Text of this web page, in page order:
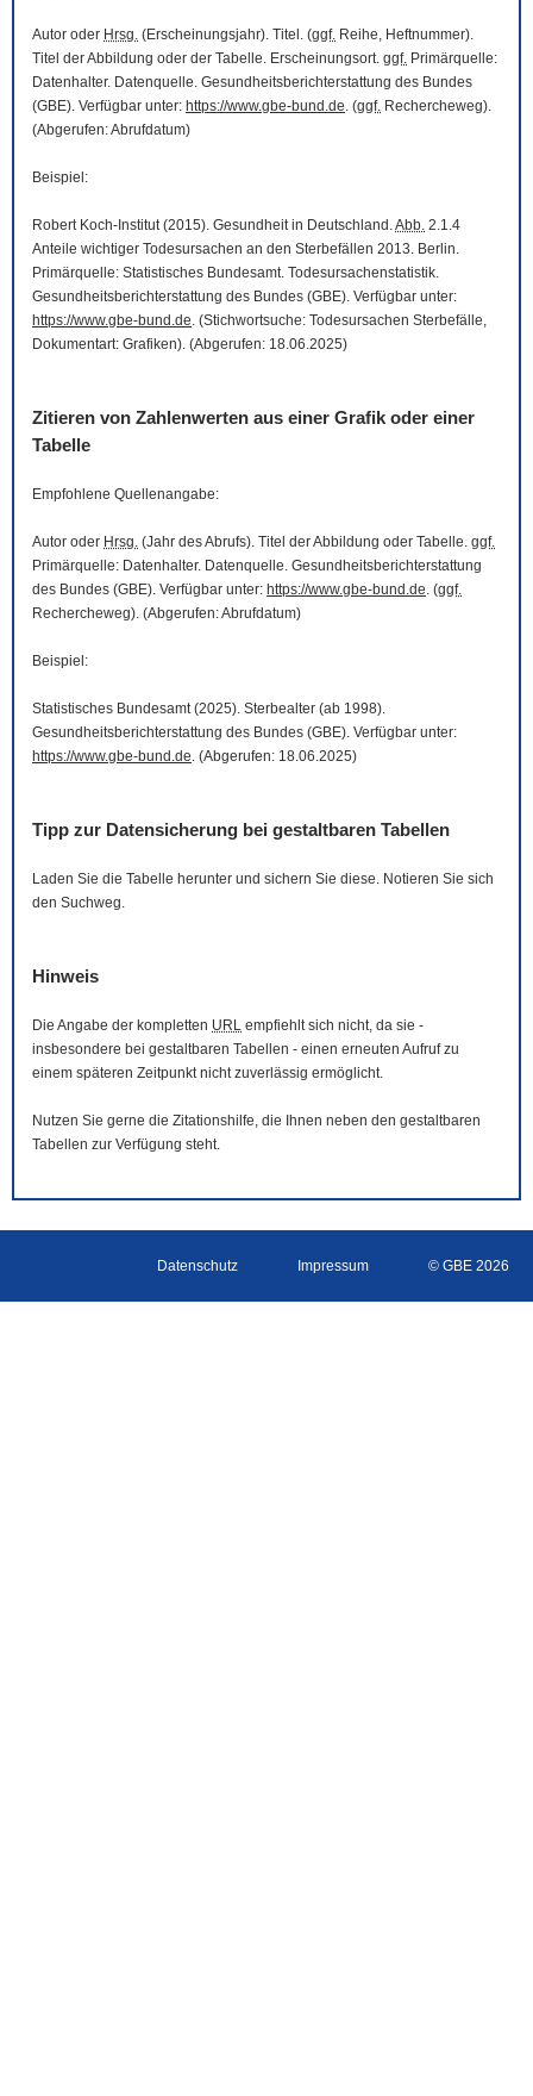
Autor oder Hrsg. (Erscheinungsjahr). Titel. (ggf. Reihe, Heftnummer).
Titel der Abbildung oder der Tabelle. Erscheinungsort. ggf. Primärquelle:
Datenhalter. Datenquelle. Gesundheitsberichterstattung des Bundes
(GBE). Verfügbar unter: https://www.gbe-bund.de. (ggf. Rechercheweg).
(Abgerufen: Abrufdatum)
Beispiel:
Robert Koch-Institut (2015). Gesundheit in Deutschland.Abb. 2.1.4
Anteile wichtiger Todesursachen an den Sterbefällen 2013. Berlin.
Primärquelle: Statistisches Bundesamt. Todesursachenstatistik.
Gesundheitsberichterstattung des Bundes (GBE). Verfügbar unter:
https://www.gbe-bund.de. (Stichwortsuche: Todesursachen Sterbefälle,
Dokumentart: Grafiken). (Abgerufen: 18.06.2025)
Zitieren von Zahlenwerten aus einer Grafik oder einer
Tabelle
Empfohlene Quellenangabe:
Autor oder Hrsg. (Jahr des Abrufs). Titel der Abbildung oder Tabelle. ggf.
Primärquelle: Datenhalter. Datenquelle. Gesundheitsberichterstattung
des Bundes (GBE). Verfügbar unter: https://www.gbe-bund.de. (ggf.
Rechercheweg). (Abgerufen: Abrufdatum)
Beispiel:
Statistisches Bundesamt (2025). Sterbealter (ab 1998).
Gesundheitsberichterstattung des Bundes (GBE). Verfügbar unter:
https://www.gbe-bund.de. (Abgerufen: 18.06.2025)
Tipp zur Datensicherung bei gestaltbaren Tabellen
Laden Sie die Tabelle herunter und sichern Sie diese. Notieren Sie sich
den Suchweg.
Hinweis
Die Angabe der kompletten URL empfiehlt sich nicht, da sie -
insbesondere bei gestaltbaren Tabellen - einen erneuten Aufruf zu
einem späteren Zeitpunkt nicht zuverlässig ermöglicht.
Nutzen Sie gerne die Zitationshilfe, die Ihnen neben den gestaltbaren
Tabellen zur Verfügung steht.
Datenschutz Impressum © GBE 2026